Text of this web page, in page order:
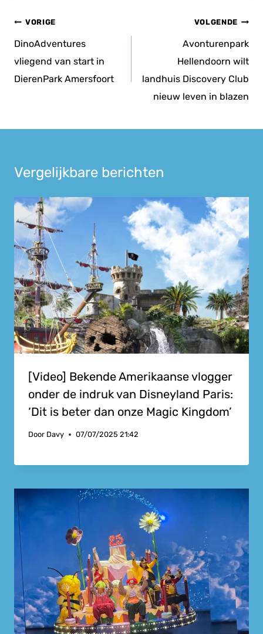
Bericht
navigatie
VORIGE
DinoAdventures
vliegend van start in
DierenPark Amersfoort
VOLGENDE
Avonturenpark
Hellendoorn wilt
landhuis Discovery Club
nieuw leven in blazen
Vergelijkbare berichten
[Video] Bekende Amerikaanse vlogger
onder de indruk van Disneyland Paris:
‘Dit is beter dan onze Magic Kingdom’
Door Davy 07/07/2025 21:42